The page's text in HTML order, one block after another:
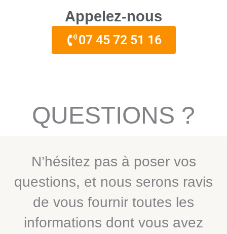
Appelez-nous
07 45 72 51 16
QUESTIONS ?
N’hésitez pas à poser vos
questions, et nous serons ravis
de vous fournir toutes les
informations dont vous avez